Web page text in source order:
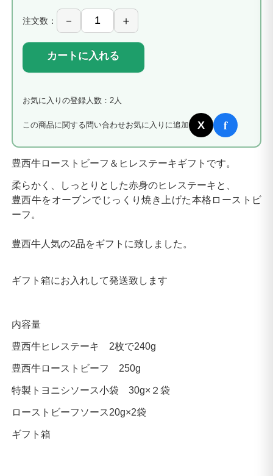
注文数：
カートに入れる
お気に入りの登録人数：2人
この商品に関する問い合わせお気に入りに追加 X f
豊西牛ローストビーフ＆ヒレステーキギフトです。
柔らかく、しっとりとした赤身のヒレステーキと、
豊西牛をオーブンでじっくり焼き上げた本格ローストビ
ーフ。
豊西牛人気の2品をギフトに致しました。
ギフト箱にお入れして発送致します
内容量
豊西牛ヒレステーキ 2枚で240g
豊西牛ローストビーフ 250g
特製トヨニシソース小袋 30g×２袋
ローストビーフソース20g×2袋
ギフト箱